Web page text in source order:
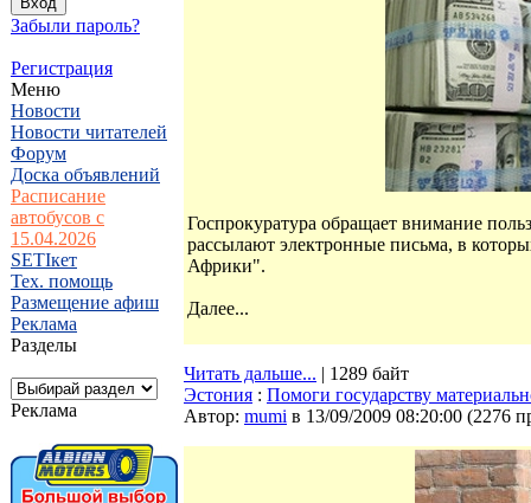
Забыли пароль?
Регистрация
Меню
Новости
Новости читателей
Форум
Доска объявлений
Расписание
автобусов с
15.04.2026
SETIкет
Тех. помощь
Размещение афиш
Реклама
Разделы
Реклама
Госпрокуратура обращает внимание
рассылают электронные письма, в
Африки".
Далее...
Читать дальше... | 1289 байт
Эстония : Помоги государству
Автор: mumi в 13/09/2009 08:20:00 (2276